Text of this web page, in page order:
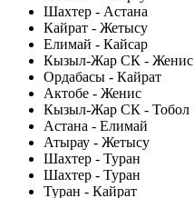
Шахтер - Астана
Кайрат - Жетысу
Елимай - Кайсар
Кызыл-Жар СК - Женис
Ордабасы - Кайрат
Актобе - Женис
Кызыл-Жар СК - Тобол
Астана - Елимай
Атырау - Жетысу
Шахтер - Туран
Шахтер - Туран
Туран - Кайрат